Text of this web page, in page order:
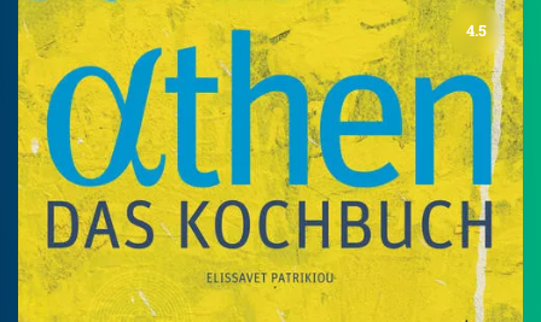
4.5